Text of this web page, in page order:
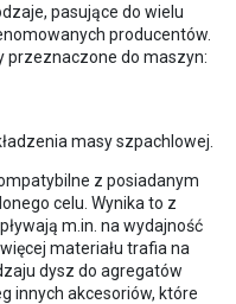
pasujące do wielu
producentów.
przeznaczone do maszyn:
masy szpachlowej.
z posiadanym
celu. Wynika to z
m.in. na wydajność
materiału trafia na
dysz do agregatów
innych akcesoriów, które